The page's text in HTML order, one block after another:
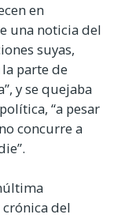
en
una noticia del
suyas,
parte de
y se quejaba
“a pesar
concurre a
del